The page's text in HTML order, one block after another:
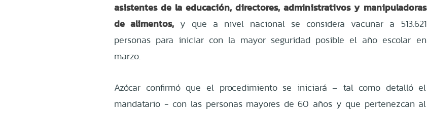
asistentes de la educación, directores, administrativos y manipuladoras
de alimentos, y que a nivel nacional se considera vacunar a 513.621
personas para iniciar con la mayor seguridad posible el año escolar en
marzo.
Azócar confirmó que el procedimiento se iniciará – tal como detalló el
mandatario - con las personas mayores de 60 años y que pertenezcan al